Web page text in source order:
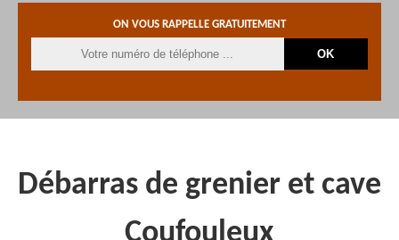
ON VOUS RAPPELLE GRATUITEMENT
Débarras de grenier et cave